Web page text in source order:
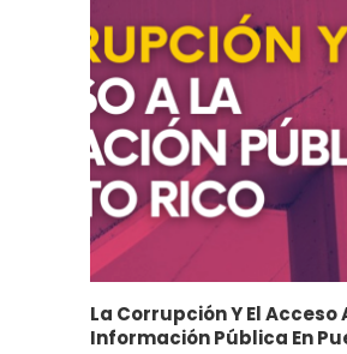
La Corrupción Y El Acceso
Información Pública En